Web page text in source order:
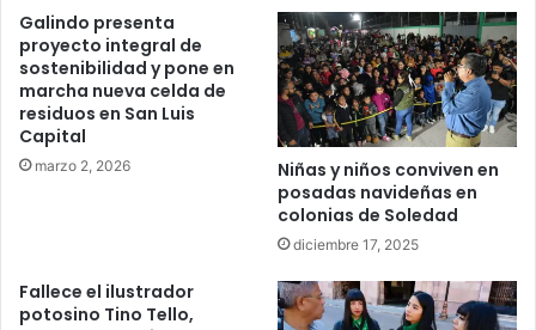
Galindo presenta
proyecto integral de
sostenibilidad y pone en
marcha nueva celda de
residuos en San Luis
Capital
marzo 2, 2026
Niñas y niños conviven en
posadas navideñas en
colonias de Soledad
diciembre 17, 2025
Fallece el ilustrador
potosino Tino Tello,